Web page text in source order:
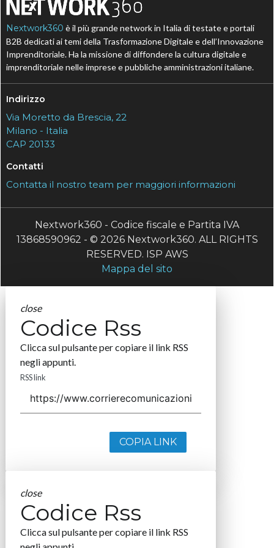
Nextwork360 è il più grande network in Italia di testate e portali
B2B dedicati ai temi della Trasformazione Digitale e dell’Innovazione
Imprenditoriale. Ha la missione di diffondere la cultura digitale e
imprenditoriale nelle imprese e pubbliche amministrazioni italiane.
Indirizzo
Via Moretto da Brescia, 22
Milano - Italia
CAP 20133
Contatti
Contatta il nostro team per maggiori informazioni
Nextwork360 - Codice fiscale e Partita IVA
13868590962 - © 2026 Nextwork360. ALL RIGHTS
RESERVED. ISP AWS
Mappa del sito
close
Codice Rss
Clicca sul pulsante per copiare il link RSS
negli appunti.
RSS link
COPIA LINK
close
Codice Rss
Clicca sul pulsante per copiare il link RSS